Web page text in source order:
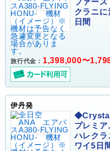
ファー
クラニ
日間
旅行代金： 1,398,000〜
伊丹発
プレミ
ハレクラ
ワイ5日